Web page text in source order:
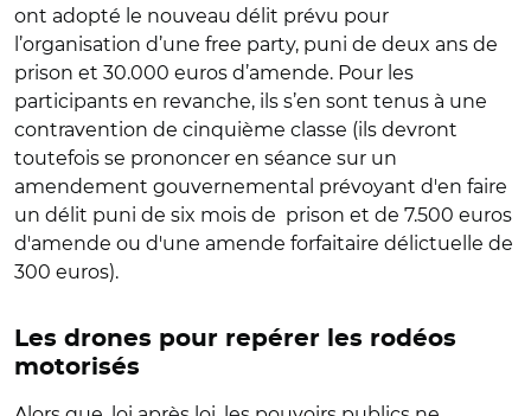
ont adopté le nouveau délit prévu pour
l’organisation d’une free party, puni de deux ans de
prison et 30.000 euros d’amende. Pour les
participants en revanche, ils s’en sont tenus à une
contravention de cinquième classe (ils devront
toutefois se prononcer en séance sur un
amendement gouvernemental prévoyant d'en faire
un délit puni de six mois de prison et de 7.500 euros
d'amende ou d'une amende forfaitaire délictuelle de
300 euros).
Les drones pour repérer les rodéos
motorisés